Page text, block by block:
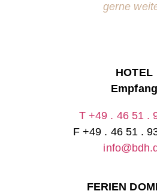
gerne
HOTEL
Empfang
T+49 . 46 51 .
F +49 . 46 51 .
FERIEN